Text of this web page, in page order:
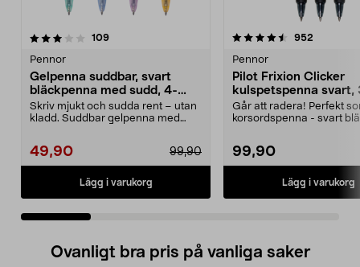
109recensioner
Pennor
Gelpenna suddbar, svart
bläckpenna med sudd, 4-
pack
Skriv mjukt och sudda rent – utan
kladd. Suddbar gelpenna med
49,90 99,90
Lägg i varukorg
4.5 av 5 stjärnor 952
Pennor
Pilot Frixion Clicker
kulspetspenna svart,
Går att radera! Perfekt
korsordspenna - svart
99,90
Lägg i varukorg
4.5 av 5 stjärnor
Ovanligt bra pris på vanliga saker